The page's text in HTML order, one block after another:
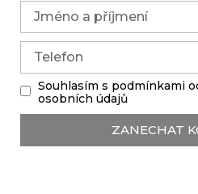
Souhlasím s podmínkami
osobních údajů
ZANECHAT